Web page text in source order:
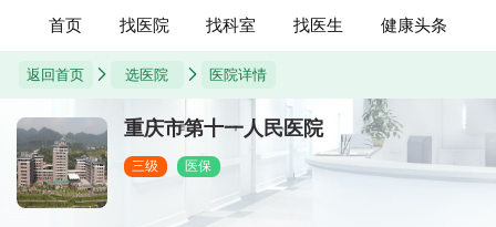
首页 找医院 找科室 找医生 健康头条
返回首页 选医院 医院详情
重庆市第十一人民医院
三级 医保